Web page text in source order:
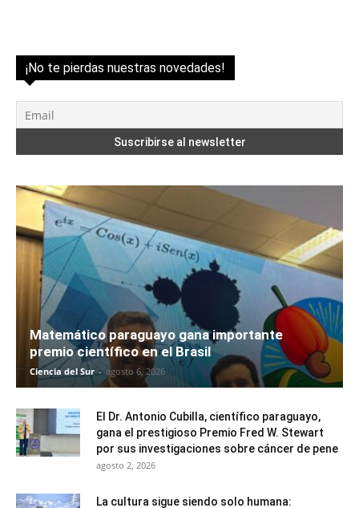
¡No te pierdas nuestras novedades!
Matemático paraguayo gana importante
premio científico en el Brasil
Ciencia del Sur - agosto 6, 2026
El Dr. Antonio Cubilla, científico paraguayo,
gana el prestigioso Premio Fred W. Stewart
por sus investigaciones sobre cáncer de pene
agosto 2, 2026
La cultura sigue siendo solo humana: